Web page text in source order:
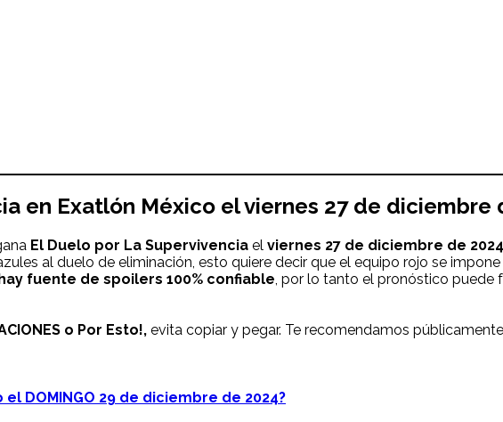
en Exatlón México el viernes 27 de diciembre
El Duelo por La Supervivencia el viernes 27 de diciembre de
al duelo de eliminación, esto quiere decir que el equipo rojo se
fuente de spoilers 100% confiable, por lo tanto el pronóstico puede
o Por Esto!, evita copiar y pegar. Te recomendamos
el DOMINGO 29 de diciembre de 2024?